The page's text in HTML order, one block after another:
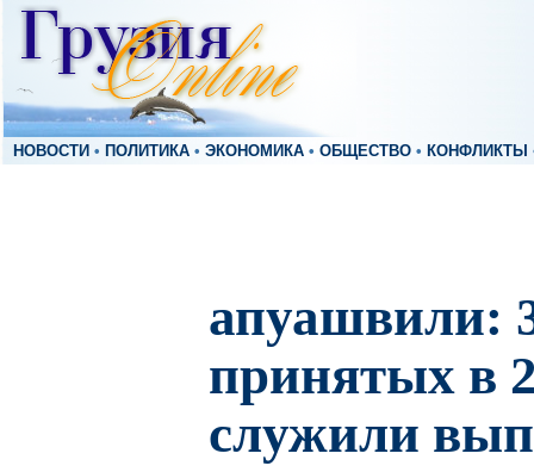
НОВОСТИ • ПОЛИТИКА • ЭКОНОМИКА • ОБЩЕСТВО • КОНФЛИКТЫ
апуашвили:
принятых в
служили